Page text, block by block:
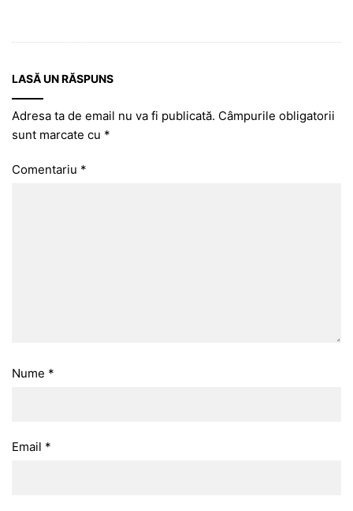
LASĂ UN RĂSPUNS
Adresa ta de email nu va fi publicată. Câmpurile obligatorii
sunt marcate cu *
Comentariu *
Nume *
Email *